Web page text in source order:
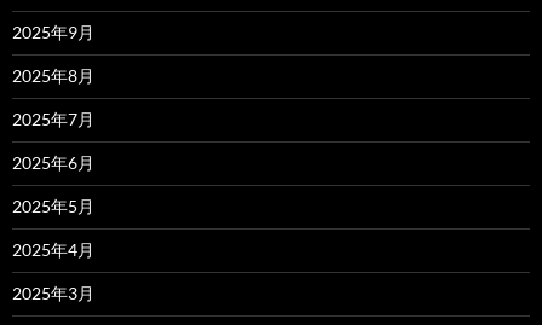
2025年9月
2025年8月
2025年7月
2025年6月
2025年5月
2025年4月
2025年3月